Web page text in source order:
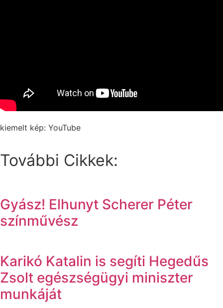
kiemelt kép: YouTube
További Cikkek:
Gyász! Elhunyt Scherer Péter
színművész
Karikó Katalin is segíti Hegedűs
Zsolt egészségügyi miniszter
munkáját